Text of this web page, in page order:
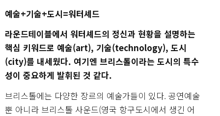
예술+기술+도시=워터셰드
라운드테이블에서 워터셰드의 정신과 현황을 설명하는
핵심 키워드로 예술(art), 기술(technology), 도시
(city)를 내세웠다. 여기엔 브리스톨이라는 도시의 특수
성이 중요하게 발휘된 것 같다.
브리스톨에는 다양한 장르의 예술가들이 있다. 공연예술
뿐 아니라 브리스톨 사운드(영국 항구도시에서 생긴 어